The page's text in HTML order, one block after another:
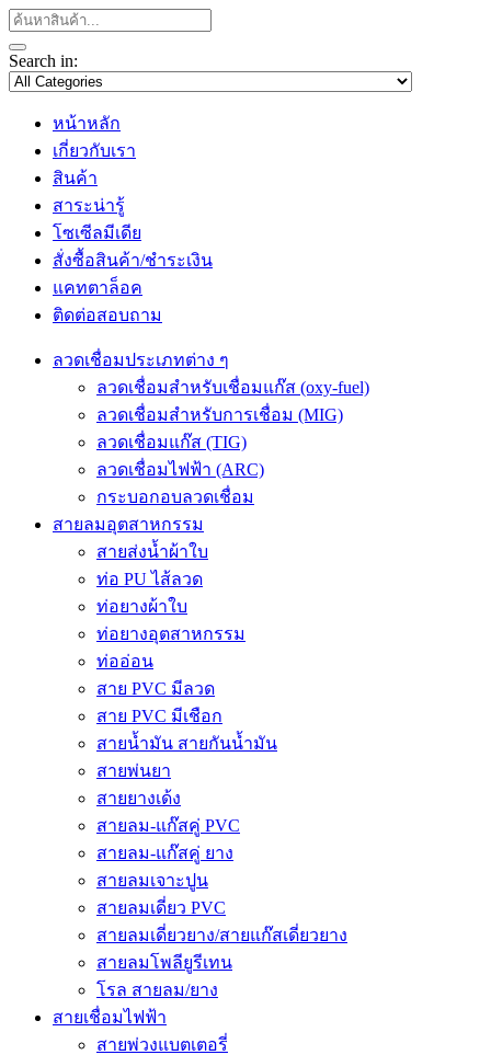
Search in:
หน้าหลัก
เกี่ยวกับเรา
สินค้า
สาระน่ารู้
โซเซีลมีเดีย
สั่งซื้อสินค้า/ชำระเงิน
แคทตาล็อค
ติดต่อสอบถาม
ลวดเชื่อมประเภทต่าง ๆ
ลวดเชื่อมสำหรับเชื่อมแก๊ส (oxy-fuel)
ลวดเชื่อมสำหรับการเชื่อม (MIG)
ลวดเชื่อมแก๊ส (TIG)
ลวดเชื่อมไฟฟ้า (ARC)
กระบอกอบลวดเชื่อม
สายลมอุตสาหกรรม
สายส่งน้ำผ้าใบ
ท่อ PU ไส้ลวด
ท่อยางผ้าใบ
ท่อยางอุตสาหกรรม
ท่ออ่อน
สาย PVC มีลวด
สาย PVC มีเชือก
สายน้ำมัน สายกันน้ำมัน
สายพ่นยา
สายยางเด้ง
สายลม-แก๊สคู่ PVC
สายลม-แก๊สคู่ ยาง
สายลมเจาะปูน
สายลมเดี่ยว PVC
สายลมเดี่ยวยาง/สายแก๊สเดี่ยวยาง
สายลมโพลียูรีเทน
โรล สายลม/ยาง
สายเชื่อมไฟฟ้า
สายพ่วงแบตเตอรี่